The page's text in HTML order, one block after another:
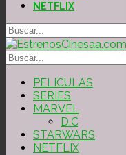
NETFLIX
PELICULAS
SERIES
MARVEL
D.C
STARWARS
NETFLIX